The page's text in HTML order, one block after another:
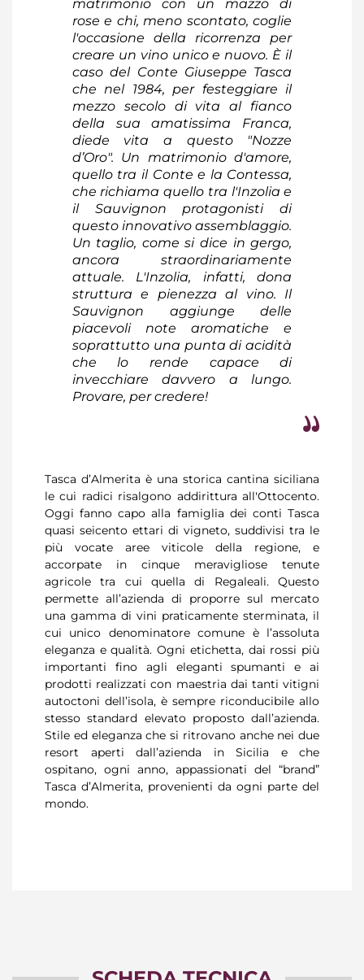
matrimonio con un mazzo di
rose e chi, meno scontato, coglie
l'occasione della ricorrenza per
creare un vino unico e nuovo. È il
caso del Conte Giuseppe Tasca
che nel 1984, per festeggiare il
mezzo secolo di vita al fianco
della sua amatissima Franca,
diede vita a questo "Nozze
d’Oro". Un matrimonio d'amore,
quello tra il Conte e la Contessa,
che richiama quello tra l'Inzolia e
il Sauvignon protagonisti di
questo innovativo assemblaggio.
Un taglio, come si dice in gergo,
ancora straordinariamente
attuale. L'Inzolia, infatti, dona
struttura e pienezza al vino. Il
Sauvignon aggiunge delle
piacevoli note aromatiche e
soprattutto una punta di acidità
che lo rende capace di
invecchiare davvero a lungo.
Provare, per credere!
Tasca d’Almerita è una storica cantina siciliana
le cui radici risalgono addirittura all'Ottocento.
Oggi fanno capo alla famiglia dei conti Tasca
quasi seicento ettari di vigneto, suddivisi tra le
più vocate aree viticole della regione, e
accorpate in cinque meravigliose tenute
agricole tra cui quella di Regaleali. Questo
permette all’azienda di proporre sul mercato
una gamma di vini praticamente sterminata, il
cui unico denominatore comune è l’assoluta
eleganza e qualità. Ogni etichetta, dai rossi più
importanti fino agli eleganti spumanti e ai
prodotti realizzati con maestria dai tanti vitigni
autoctoni dell’isola, è sempre riconducibile allo
stesso standard elevato proposto dall’azienda.
Stile ed eleganza che si ritrovano anche nei due
resort aperti dall’azienda in Sicilia e che
ospitano, ogni anno, appassionati del “brand”
Tasca d’Almerita, provenienti da ogni parte del
mondo.